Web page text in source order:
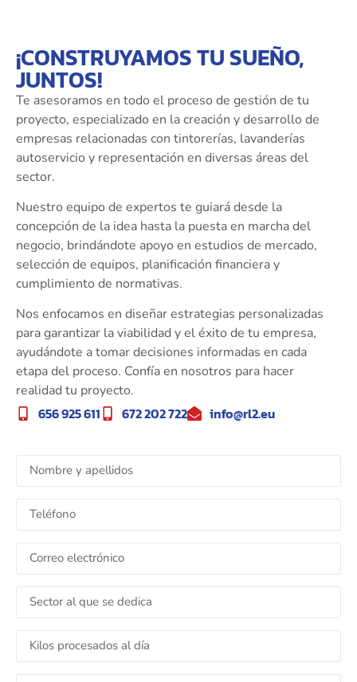
¡CONSTRUYAMOS TU SUEÑO,
JUNTOS!
Te asesoramos en todo el proceso de gestión de tu
proyecto, especializado en la creación y desarrollo de
empresas relacionadas con tintorerías, lavanderías
autoservicio y representación en diversas áreas del
sector.
Nuestro equipo de expertos te guiará desde la
concepción de la idea hasta la puesta en marcha del
negocio, brindándote apoyo en estudios de mercado,
selección de equipos, planificación financiera y
cumplimiento de normativas.
Nos enfocamos en diseñar estrategias personalizadas
para garantizar la viabilidad y el éxito de tu empresa,
ayudándote a tomar decisiones informadas en cada
etapa del proceso. Confía en nosotros para hacer
realidad tu proyecto.
656 925 611 672 202 722 info@rl2.eu